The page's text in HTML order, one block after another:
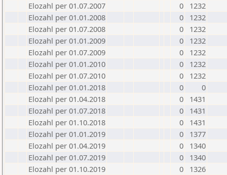
Elozahl per 01.07.2007
0
1232
Elozahl per 01.01.2008
0
1232
Elozahl per 01.07.2008
0
1232
Elozahl per 01.01.2009
0
1232
Elozahl per 01.07.2009
0
1232
Elozahl per 01.01.2010
0
1232
Elozahl per 01.07.2010
0
1232
Elozahl per 01.01.2018
0
0
Elozahl per 01.04.2018
0
1431
Elozahl per 01.07.2018
0
1431
Elozahl per 01.10.2018
0
1431
Elozahl per 01.01.2019
0
1377
Elozahl per 01.04.2019
0
1340
Elozahl per 01.07.2019
0
1340
Elozahl per 01.10.2019
0
1326